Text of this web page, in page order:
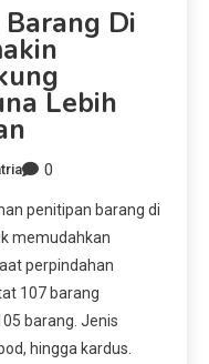
Di
Lebih
0
penitipan barang di
memudahkan
perpindahan
107 barang
barang. Jenis
hingga kardus.